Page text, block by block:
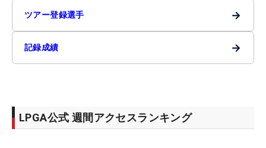
ツアー登録選手 →
記録成績 →
LPGA公式 週間アクセスランキング